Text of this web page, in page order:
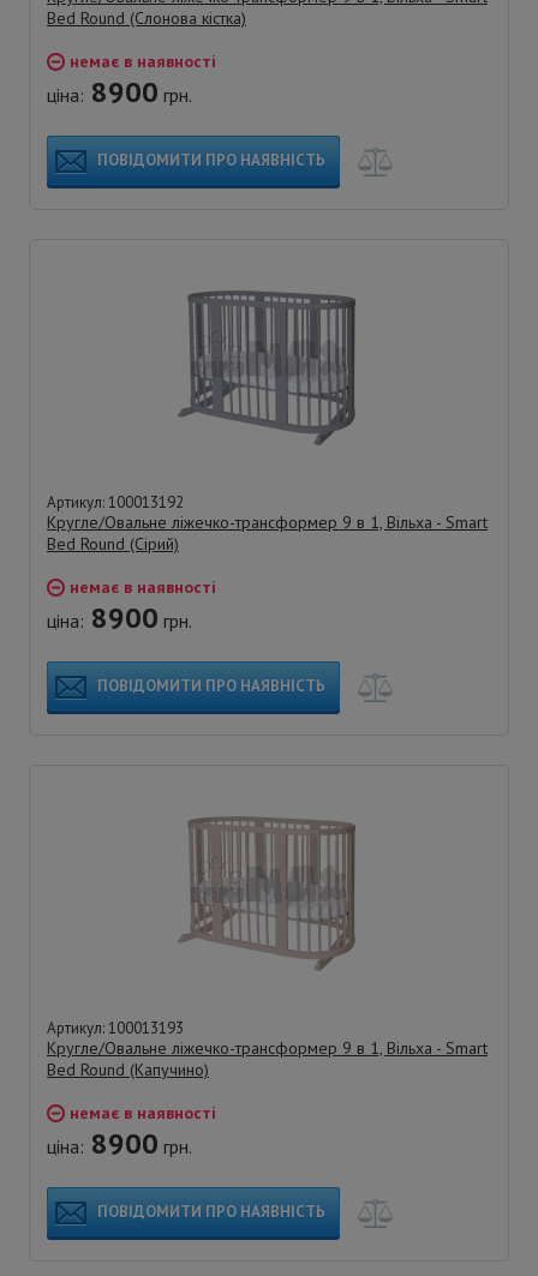
Bed Round (Слонова кістка)
немає в наявності
ціна: 8900 грн.
ПОВІДОМИТИ ПРО НАЯВНІСТЬ
Артикул: 100013192
Кругле/Овальне ліжечко-трансформер 9 в 1, Вільха - Smart
Bed Round (Сірий)
немає в наявності
ціна: 8900 грн.
ПОВІДОМИТИ ПРО НАЯВНІСТЬ
Артикул: 100013193
Кругле/Овальне ліжечко-трансформер 9 в 1, Вільха - Smart
Bed Round (Капучино)
немає в наявності
ціна: 8900 грн.
ПОВІДОМИТИ ПРО НАЯВНІСТЬ